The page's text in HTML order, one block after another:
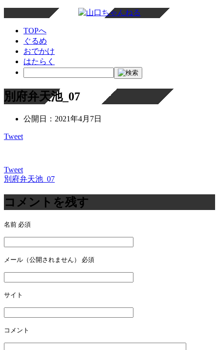
TOPへ
ぐるめ
おでかけ
はたらく
別府弁天池_07
公開日： 2021年4月7日
Tweet
Tweet
投
稿
ナ
ビ
ゲ
ー
シ
ョ
ン
別府弁天池_07
コメントを残す
名前 必須
メール（公開されません） 必須
サイト
コメント